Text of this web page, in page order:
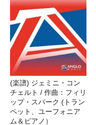
(楽譜) ジェミニ・コン
チェルト / 作曲：フィリ
ップ・スパーク (トラン
ペット、ユーフォニア
ム＆ピアノ）